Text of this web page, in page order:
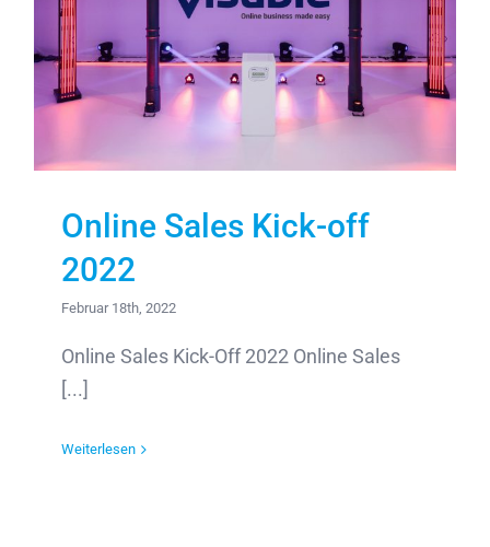
Online Sales Kick-off
2022
Februar 18th, 2022
Online Sales Kick-Off 2022 Online Sales
[...]
Weiterlesen